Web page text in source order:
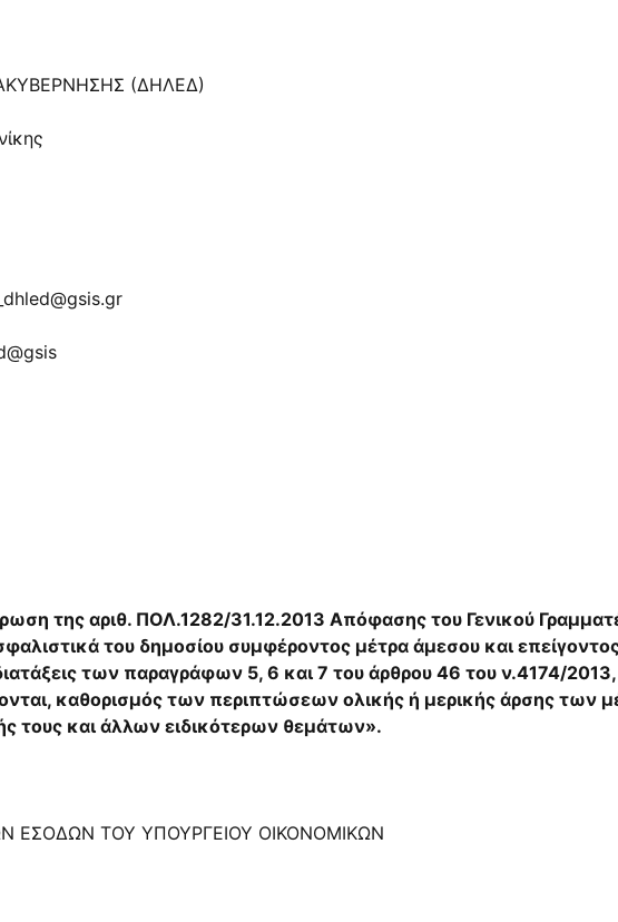
(ΔΗΛΕΔ)
της αριθ. ΠΟΛ.1282/31.12.2013 Απόφασης του Γενικού
του δημοσίου συμφέροντος μέτρα άμεσου και
των παραγράφων 5, 6 και 7 του άρθρου 46 του ν.4174/
καθορισμός των περιπτώσεων ολικής ή μερικής άρσης των
τους και άλλων ειδικότερων θεμάτων».
ΕΣΟΔΩΝ ΤΟΥ ΥΠΟΥΡΓΕΙΟΥ ΟΙΚΟΝΟΜΙΚΩΝ